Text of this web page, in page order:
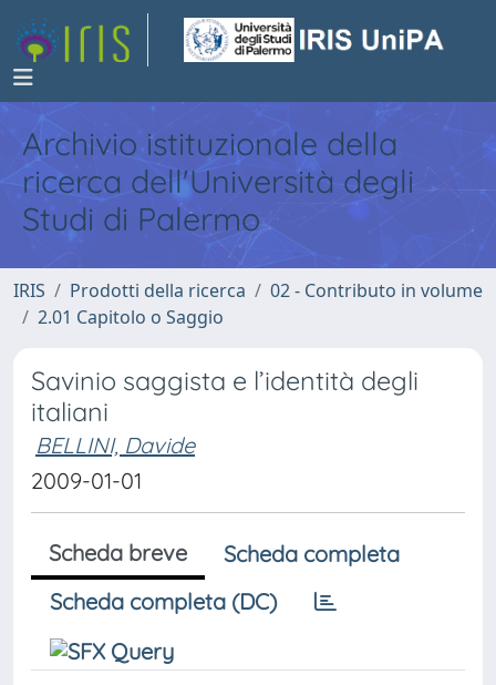
Archivio istituzionale della
ricerca dell'Università degli
Studi di Palermo
IRIS Prodotti della ricerca
02 - Contributo in volume
2.01 Capitolo o Saggio
Savinio saggista e l’identità degli
italiani
BELLINI, Davide
2009-01-01
Scheda breve
Scheda completa
Scheda completa (DC)